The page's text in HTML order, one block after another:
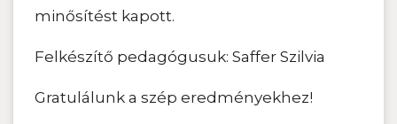
minősítést kapott.
Felkészítő pedagógusuk: Saffer Szilvia
Gratulálunk a szép eredményekhez!